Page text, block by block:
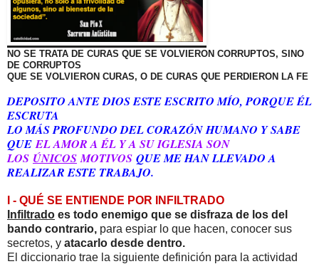
NO SE TRATA DE CURAS QUE SE VOLVIERON CORRUPTOS, SINO
DE CORRUPTOS
QUE SE VOLVIERON CURAS, O DE CURAS QUE PERDIERON LA FE
DEPOSITO ANTE DIOS ESTE ESCRITO MÍO, PORQUE ÉL
ESCRUTA
LO MÁS PROFUNDO DEL CORAZÓN HUMANO Y SABE
QUEEL AMOR A ÉL Y A SU IGLESIA SON
LOS ÚNICOSMOTIVOS QUE ME HAN LLEVADO A
REALIZAR ESTE TRABAJO.
I - QUÉ SE ENTIENDE POR INFILTRADO
Infiltrado es todo enemigo que se disfraza de los del
bando contrario, para espiar lo que hacen, conocer sus
secretos, y atacarlo desde dentro.
El diccionario trae la siguiente definición para la actividad